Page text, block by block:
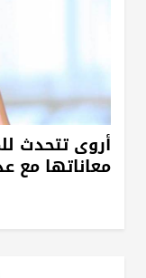
أروى تتحدث
معاناتها مع